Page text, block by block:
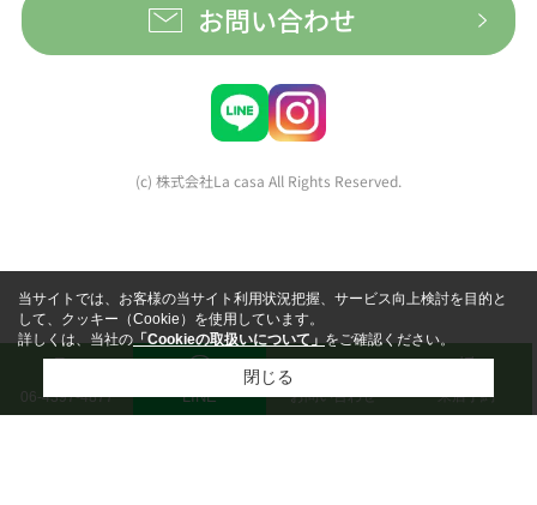
お問い合わせ
(c) 株式会社La casa All Rights Reserved.
06-4397-4877 LINE お問い合わせ 来店予約
当サイトでは、お客様の当サイト利用状況把握、サービス向上検討を目的と
して、クッキー（Cookie）を使用しています。
詳しくは、当社の「Cookieの取扱いについて」をご確認ください。
閉じる